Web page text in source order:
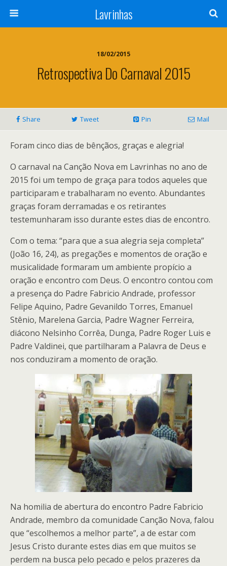
Lavrinhas
18/02/2015
Retrospectiva Do Carnaval 2015
Share Tweet Pin Mail
Foram cinco dias de bênçãos, graças e alegria!
O carnaval na Canção Nova em Lavrinhas no ano de
2015 foi um tempo de graça para todos aqueles que
participaram e trabalharam no evento. Abundantes
graças foram derramadas e os retirantes
testemunharam isso durante estes dias de encontro.
Com o tema: “para que a sua alegria seja completa”
(João 16, 24), as pregações e momentos de oração e
musicalidade formaram um ambiente propício a
oração e encontro com Deus. O encontro contou com
a presença do Padre Fabricio Andrade, professor
Felipe Aquino, Padre Gevanildo Torres, Emanuel
Stênio, Marelena Garcia, Padre Wagner Ferreira,
diácono Nelsinho Corrêa, Dunga, Padre Roger Luis e
Padre Valdinei, que partilharam a Palavra de Deus e
nos conduziram a momento de oração.
Na homilia de abertura do encontro Padre Fabricio
Andrade, membro da comunidade Canção Nova, falou
que “escolhemos a melhor parte”, a de estar com
Jesus Cristo durante estes dias em que muitos se
perdem na busca pelo pecado e pelos prazeres da